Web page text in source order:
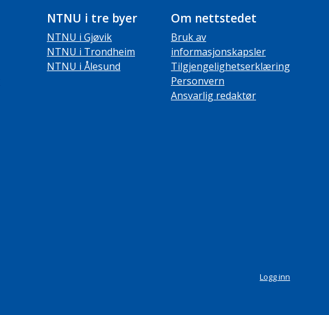
NTNU i tre byer
NTNU i Gjøvik
NTNU i Trondheim
NTNU i Ålesund
Om nettstedet
Bruk av
informasjonskapsler
Tilgjengelighetserklæring
Personvern
Ansvarlig redaktør
Logg inn